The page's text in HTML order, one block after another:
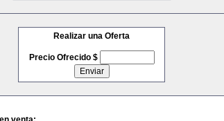
Realizar una Oferta
Precio Ofrecido $